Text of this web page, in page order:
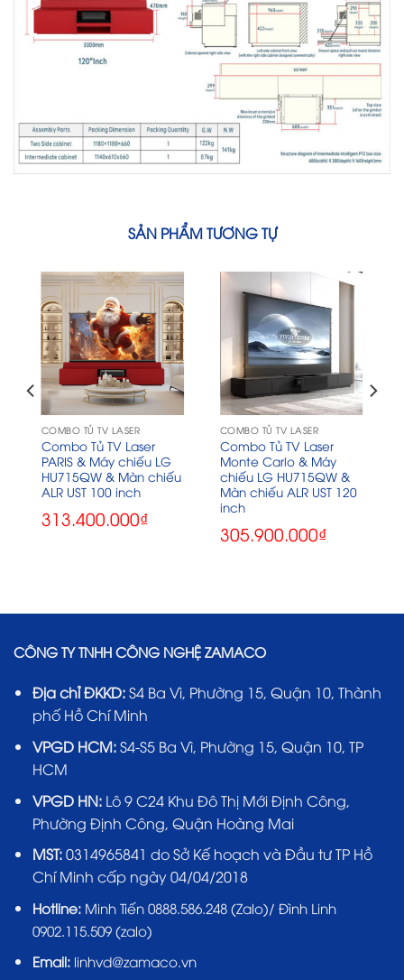
SẢN PHẨM TƯƠNG TỰ
COMBO TỦ TV LASER
Combo Tủ TV Laser
PARIS & Máy chiếu LG
HU715QW & Màn chiếu
ALR UST 100 inch
313.400.000₫
COMBO TỦ TV LASER
Combo Tủ TV Laser
Monte Carlo & Máy
chiếu LG HU715QW &
Màn chiếu ALR UST 120
inch
305.900.000₫
CÔNG TY TNHH CÔNG NGHỆ ZAMACO
Địa chỉ ĐKKD:S4 Ba Vì, Phường 15, Quận 10, Thành
phố Hồ Chí Minh
VPGD HCM:S4-S5 Ba Vì, Phường 15, Quận 10, TP
HCM
VPGD HN:Lô 9 C24 Khu Đô Thị Mới Định Công,
Phường Định Công, Quận Hoàng Mai
MST:0314965841 do Sở Kế hoạch và Đầu tư TP Hồ
Chí Minh cấp ngày 04/04/2018
Hotline: Minh Tiến 0888.586.248 (Zalo)/ Đình Linh
0902.115.509 (zalo)
Email:linhvd@zamaco.vn